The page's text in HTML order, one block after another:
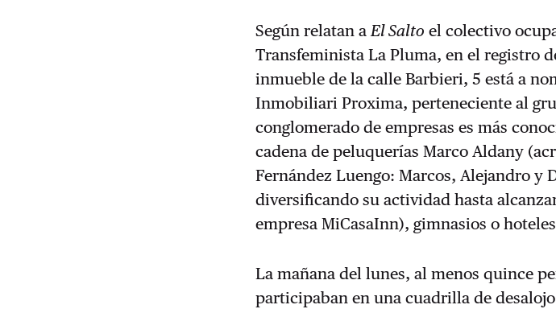
Según relatan aEl Salto el colectivo
Transfeminista La Pluma, en el registro
inmueble de la calle Barbieri, 5 está a
Inmobiliari Proxima, perteneciente al
conglomerado de empresas es más
cadena de peluquerías Marco Aldany
Fernández Luengo: Marcos, Alejandro y
diversificando su actividad hasta
empresa MiCasaInn), gimnasios o
La mañana del lunes, al menos quince
participaban en una cuadrilla de